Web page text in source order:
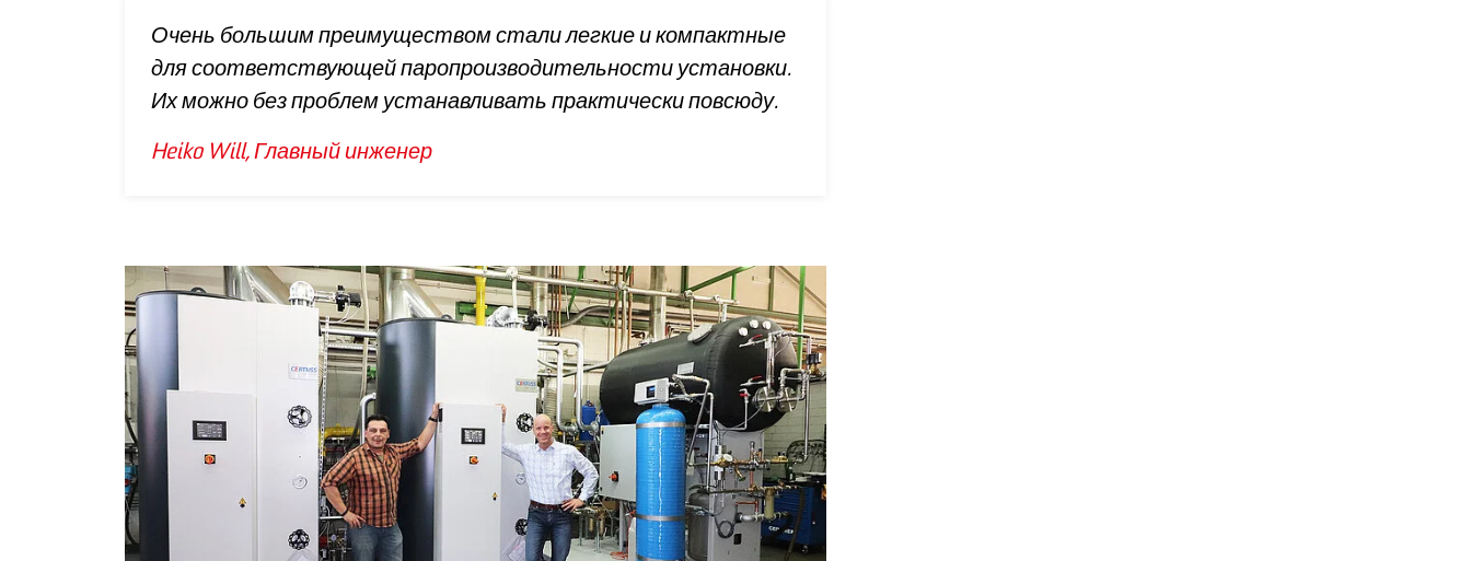
Очень большим преимуществом стали легкие и компактные
для соответствующей паропроизводительности установки.
Их можно без проблем устанавливать практически повсюду.
Heiko Will, Главный инженер